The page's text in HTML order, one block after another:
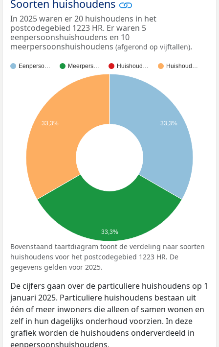
Soorten huishoudens
In 2025 waren er 20 huishoudens in het
postcodegebied 1223 HR. Er waren 5
eenpersoonshuishoudens en 10
meerpersoonshuishoudens (afgerond op vijftallen).
Eenperso… Meerpers… Huishoud… Huishoud…
33,3%
33,3%
33,3%
Bovenstaand taartdiagram toont de verdeling naar soorten
huishoudens voor het postcodegebied 1223 HR. De
gegevens gelden voor 2025.
De cijfers gaan over de particuliere huishoudens op 1
januari 2025. Particuliere huishoudens bestaan uit
één of meer inwoners die alleen of samen wonen en
zelf in hun dagelijks onderhoud voorzien. In deze
grafiek worden de huishoudens onderverdeeld in
eenpersoonshuishoudens,